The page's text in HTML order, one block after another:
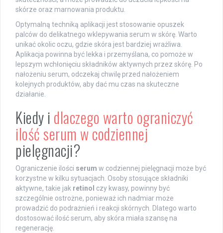
skórze oraz marnowania produktu.
Optymalną techniką aplikacji jest stosowanie opuszek
palców do delikatnego wklepywania serum w skórę. Warto
unikać okolic oczu, gdzie skóra jest bardziej wrażliwa.
Aplikacja powinna być lekka i przemyślana, co pomoże w
lepszym wchłonięciu składników aktywnych przez skórę. Po
nałożeniu serum, odczekaj chwilę przed nałożeniem
kolejnych produktów, aby dać mu czas na skuteczne
działanie.
Kiedy i dlaczego warto ograniczyć
ilość serum w codziennej
pielęgnacji?
Ograniczenie ilości serum w codziennej pielęgnacji może być
korzystne w kilku sytuacjach. Osoby stosujące składniki
aktywne, takie jak retinol czy kwasy, powinny być
szczególnie ostrożne, ponieważ ich nadmiar może
prowadzić do podrażnień i reakcji skórnych. Dlatego warto
dostosować ilość serum, aby skóra miała szansę na
regenerację.